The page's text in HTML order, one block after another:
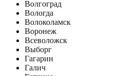
Волгоград
Вологда
Волоколамск
Воронеж
Всеволожск
Выборг
Гагарин
Галич